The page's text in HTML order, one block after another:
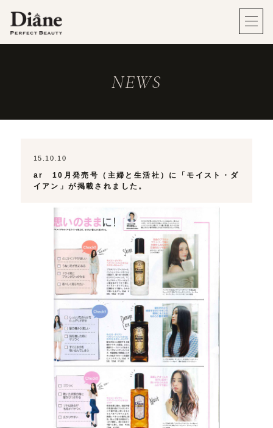
NEWS
15.10.10
ar 10月発売号（主婦と生活社）に「モイスト・ダ
イアン」が掲載されました。